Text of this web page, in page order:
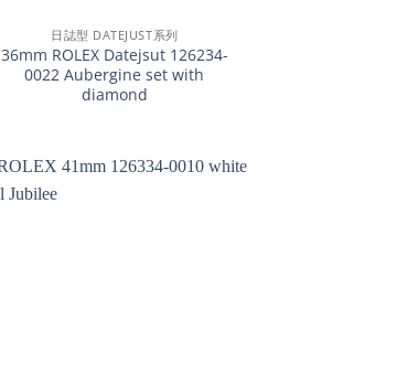
日誌型 DATEJUST系列
36mm ROLEX Datejsut 126234-
0022 Aubergine set with
diamond